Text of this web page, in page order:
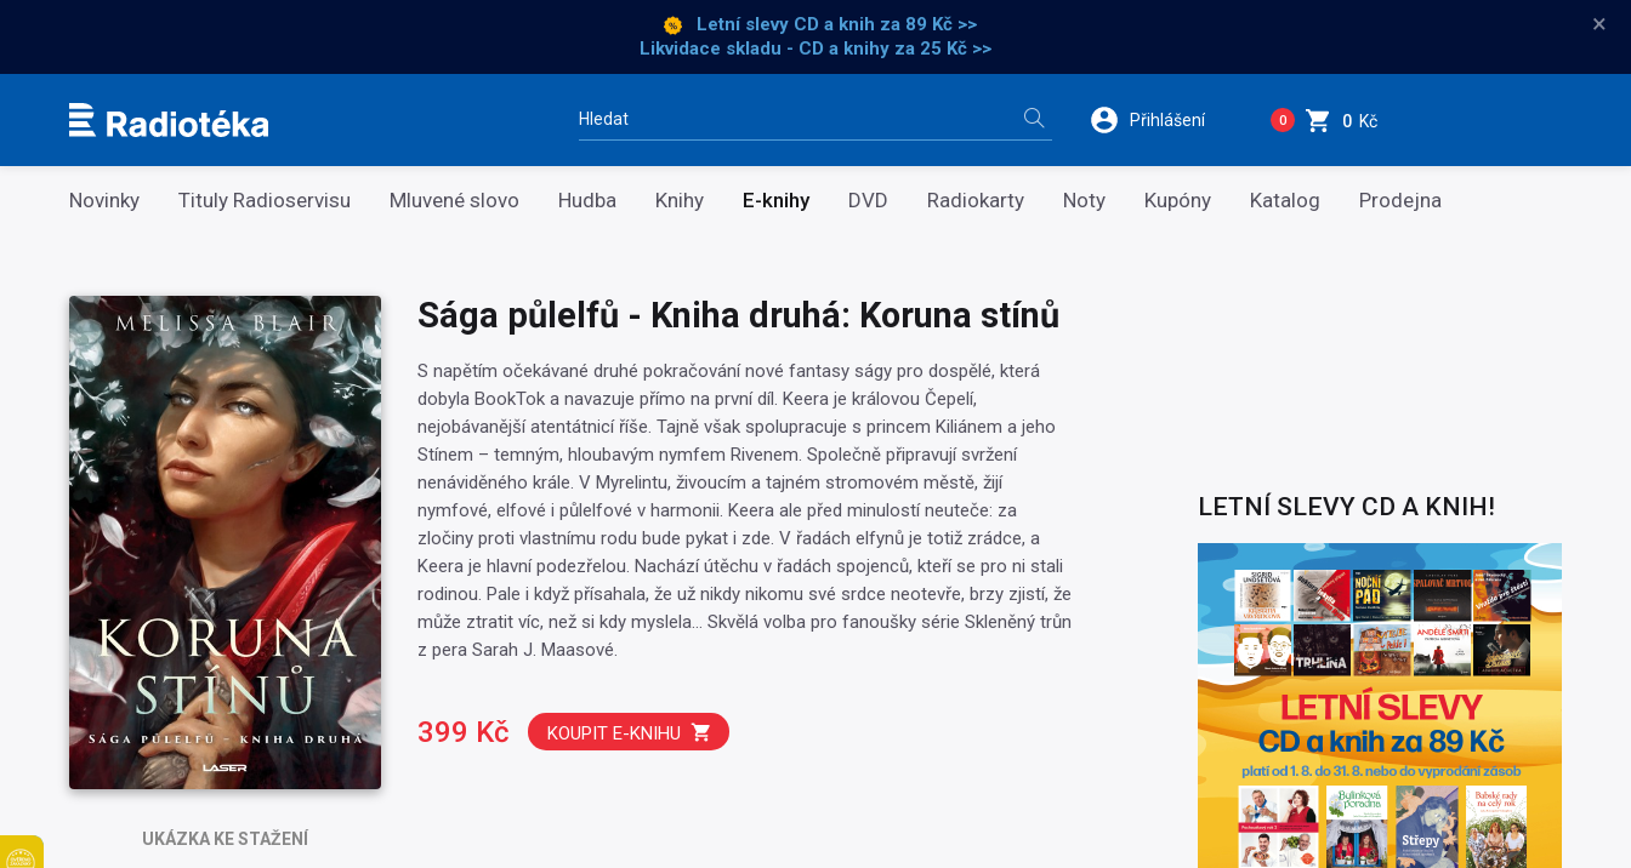
Letní slevy CD a knih za 89 Kč >>
Likvidace skladu - CD a knihy za 25 Kč >>
×
Vyhledávání Přihlášení 0 0 Kč
Kategorie
Novinky Tituly Radioservisu Mluvené slovo Hudba Knihy E-knihy DVD Radiokarty Noty Kupóny Katalog Prodejna
UKÁZKAKE STAŽENÍ
Sága půlelfů - Kniha druhá: Koruna stínů
S napětím očekávané druhé pokračování nové fantasy ságy pro dospělé, která
dobyla BookTok a navazuje přímo na první díl. Keera je královou Čepelí,
nejobávanější atentátnicí říše. Tajně však spolupracuje s princem Kiliánem a jeho
Stínem – temným, hloubavým nymfem Rivenem. Společně připravují svržení
nenáviděného krále. V Myrelintu, živoucím a tajném stromovém městě, žijí
nymfové, elfové i půlelfové v harmonii. Keera ale před minulostí neuteče: za
zločiny proti vlastnímu rodu bude pykat i zde. V řadách elfynů je totiž zrádce, a
Keera je hlavní podezřelou. Nachází útěchu v řadách spojenců, kteří se pro ni stali
rodinou. Pale i když přísahala, že už nikdy nikomu své srdce neotevře, brzy zjistí, že
může ztratit víc, než si kdy myslela… Skvělá volba pro fanoušky série Skleněný trůn
z pera Sarah J. Maasové.
399 Kč KOUPIT E-KNIHU
LETNÍ SLEVY CD A KNIH!